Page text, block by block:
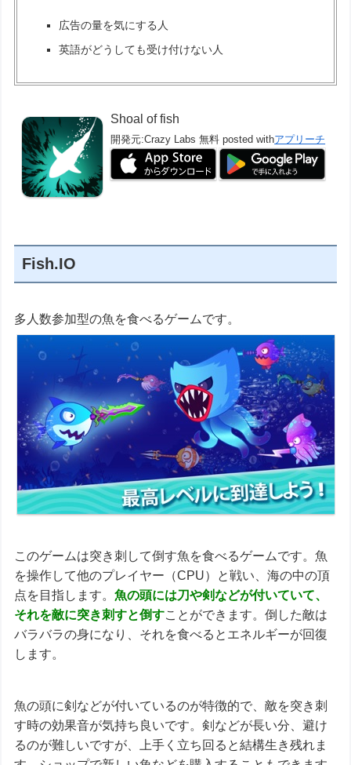
広告の量を気にする人
英語がどうしても受け付けない人
Shoal of fish
開発元:Crazy Labs 無料 posted withアプリーチ
Fish.IO
多人数参加型の魚を食べるゲームです。
このゲームは突き刺して倒す魚を食べるゲームです。魚
を操作して他のプレイヤー（CPU）と戦い、海の中の頂
点を目指します。魚の頭には刀や剣などが付いていて、
それを敵に突き刺すと倒すことができます。倒した敵は
バラバラの身になり、それを食べるとエネルギーが回復
します。
魚の頭に剣などが付いているのが特徴的で、敵を突き刺
す時の効果音が気持ち良いです。剣などが長い分、避け
るのが難しいですが、上手く立ち回ると結構生き残れま